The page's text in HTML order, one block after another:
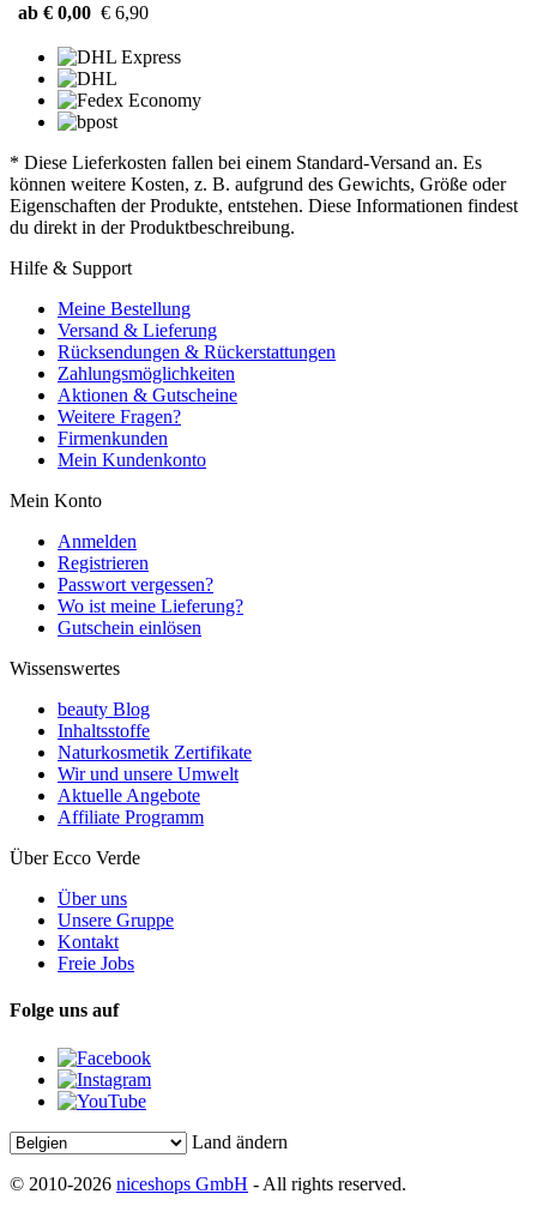
ab € 0,00 € 6,90
* Diese Lieferkosten fallen bei einem Standard-Versand an. Es
können weitere Kosten, z. B. aufgrund des Gewichts, Größe oder
Eigenschaften der Produkte, entstehen. Diese Informationen findest
du direkt in der Produktbeschreibung.
Hilfe & Support
Meine Bestellung
Versand & Lieferung
Rücksendungen & Rückerstattungen
Zahlungsmöglichkeiten
Aktionen & Gutscheine
Weitere Fragen?
Firmenkunden
Mein Kundenkonto
Mein Konto
Anmelden
Registrieren
Passwort vergessen?
Wo ist meine Lieferung?
Gutschein einlösen
Wissenswertes
beauty Blog
Inhaltsstoffe
Naturkosmetik Zertifikate
Wir und unsere Umwelt
Aktuelle Angebote
Affiliate Programm
Über Ecco Verde
Über uns
Unsere Gruppe
Kontakt
Freie Jobs
Folge uns auf
Land ändern
© 2010-2026 niceshops GmbH - All rights reserved.